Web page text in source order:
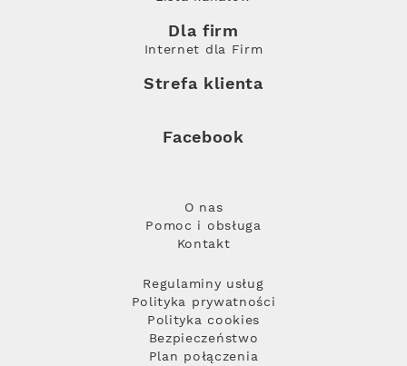
Dla firm
Internet dla Firm
Strefa klienta
Facebook
O nas
Pomoc i obsługa
Kontakt
Regulaminy usług
Polityka prywatności
Polityka cookies
Bezpieczeństwo
Plan połączenia